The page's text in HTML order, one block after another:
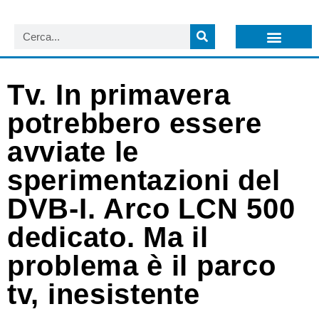
Tv. In primavera
potrebbero essere
avviate le
sperimentazioni del
DVB-I. Arco LCN 500
dedicato. Ma il
problema è il parco
tv, inesistente